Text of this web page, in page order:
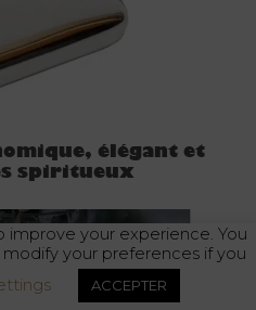
élégant et
spiritueux
pour la santé
improve your experience. You
your preferences if you
ACCEPTER